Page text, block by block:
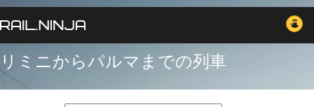
リミニからパルマまでの列車